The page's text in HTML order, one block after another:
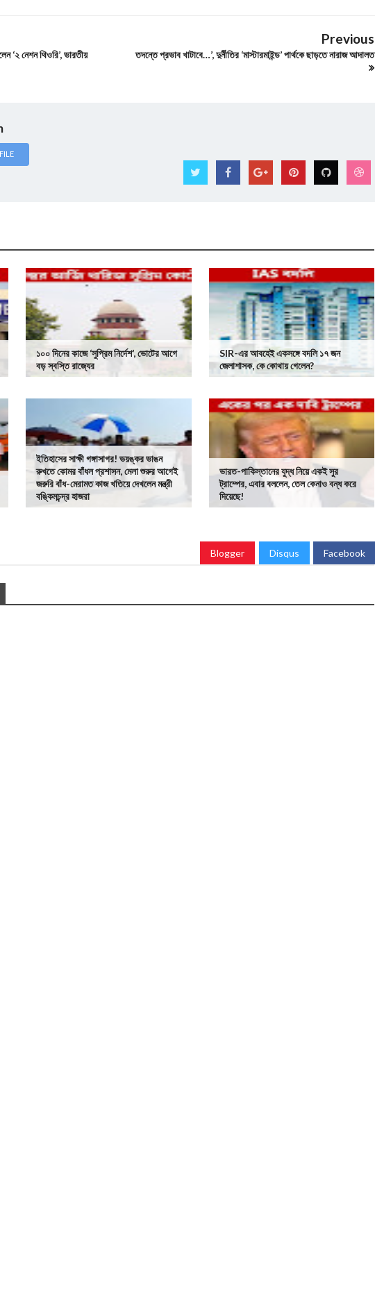
‘২ নেশন থিওরি’, ভারতীয়
Previous
তদন্তে প্রভাব খাটাবে…’, দুর্নীতির ‘মাস্টারমাইন্ড’ পার্থকে ছাড়তে নারাজ আদালত
১০০ দিনের কাজে ‘সুপ্রিম নির্দেশ’, ভোটের আগে
বড় স্বস্তি রাজ্যের
SIR-এর আবহেই একসঙ্গে বদলি ১৭ জন
জেলাশাসক, কে কোথায় গেলেন?
ইতিহাসের সাক্ষী গঙ্গাসাগর! ভয়ঙ্কর ভাঙন
রুখতে কোমর বাঁধল প্রশাসন, মেলা শুরুর আগেই
জরুরি বাঁধ-মেরামত কাজ খতিয়ে দেখলেন মন্ত্রী
বঙ্কিমচন্দ্র হাজরা
ভারত-পাকিস্তানের যুদ্ধ নিয়ে একই সুর
ট্রাম্পের, এবার বললেন, তেল কেনাও বন্ধ করে
দিয়েছে!
Blogger Disqus Facebook